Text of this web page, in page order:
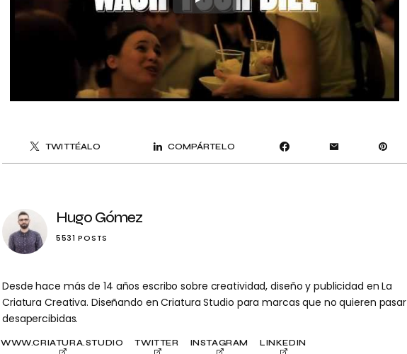
TWITTÉALO COMPÁRTELO
Hugo Gómez
5531 POSTS
Desde hace más de 14 años escribo sobre creatividad, diseño y publicidad en La
Criatura Creativa. Diseñando en Criatura Studio para marcas que no quieren pasar
desapercibidas.
WWW.CRIATURA.STUDIO TWITTER INSTAGRAM LINKEDIN